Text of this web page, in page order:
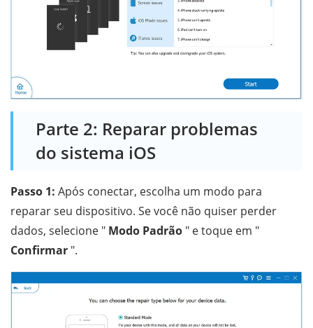
Parte 2: Reparar problemas
do sistema iOS
Passo 1: Após conectar, escolha um modo para
reparar seu dispositivo. Se você não quiser perder
dados, selecione " Modo Padrão " e toque em "
Confirmar ".